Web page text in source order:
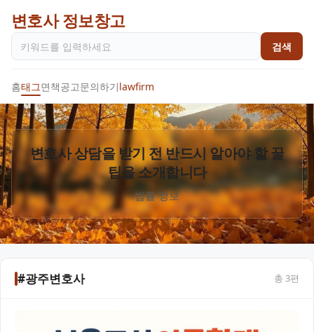
변호사 정보창고
검색
홈태그면책공고문의하기lawfirm
변호사 상담을 받기 전 반드시 알아야 할 꿀
팁을 소개합니다
법률 정보
#광주변호사 총 3편